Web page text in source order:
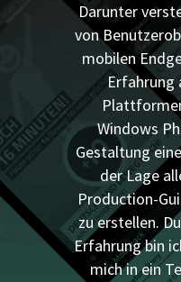
Darunter
von
mobilen
Erfahrung
Windows
Gestaltung
der Lage
Production-
zu erstellen.
Erfahrung bin
mich in ein